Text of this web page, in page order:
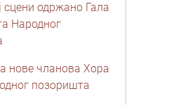
сцени одржано Гала
Народног
нове чланова Хора
позоришта